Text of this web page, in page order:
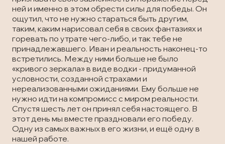
ней и именно в этом обрести силы для победы. Он
ощутил, что не нужно стараться быть другим,
таким, каким нарисовал себя в своих фантазиях и
горевать по утрате чего-либо, и так тебе не
принадлежавшего. Иван и реальность наконец-то
встретились. Между ними больше не было
«кривого зеркала» в виде водки - придуманной
условности, созданной страхами и
нереализованными ожиданиями. Ему больше не
нужно идти на компромисс с миром реальности.
Спустя шесть лет он принял себя настоящего. В
этот день мы вместе праздновали его победу.
Одну из самых важных в его жизни, и ещё одну в
нашей работе.